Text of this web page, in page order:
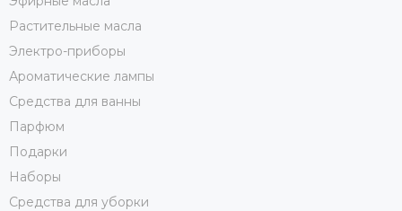
Растительные масла
Электро-приборы
Ароматические лампы
Средства для ванны
Парфюм
Подарки
Наборы
Средства для уборки